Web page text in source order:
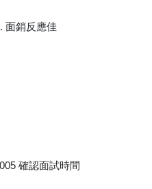
面銷反應佳
確認面試時間